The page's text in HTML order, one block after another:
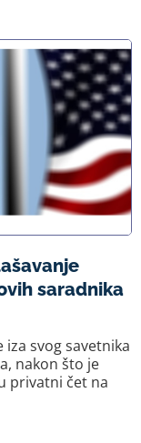
saradnika
iza svog savetnika
nakon što je
privatni čet na